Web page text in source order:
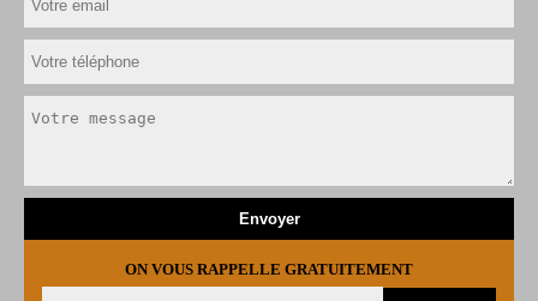
ON VOUS RAPPELLE GRATUITEMENT